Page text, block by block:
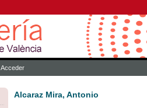
Acceder
Alcaraz Mira, Antonio